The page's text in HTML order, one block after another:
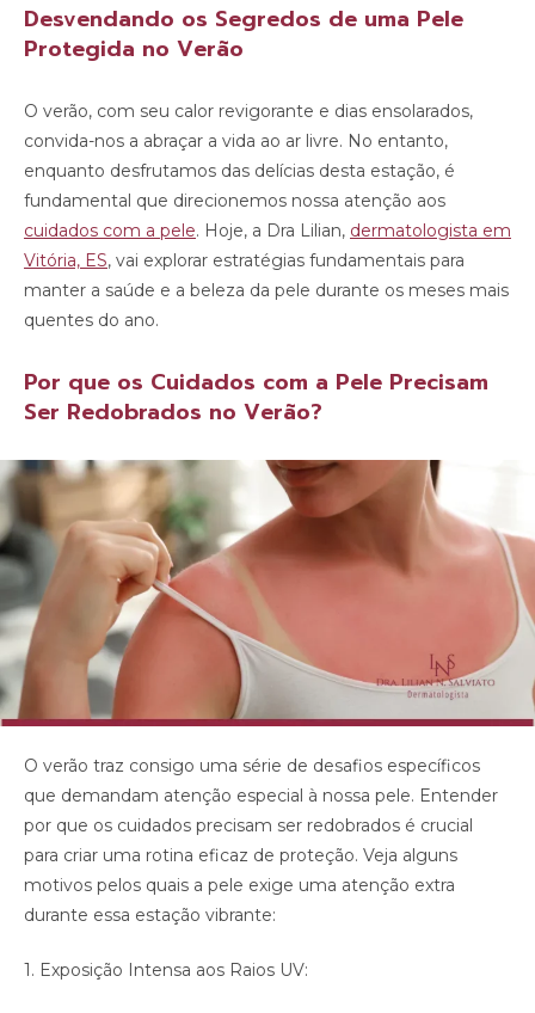
Desvendando os Segredos de uma Pele
Protegida no Verão
O verão, com seu calor revigorante e dias ensolarados,
convida-nos a abraçar a vida ao ar livre. No entanto,
enquanto desfrutamos das delícias desta estação, é
fundamental que direcionemos nossa atenção aos
cuidados com a pele. Hoje, a Dra Lilian, dermatologista em
Vitória, ES, vai explorar estratégias fundamentais para
manter a saúde e a beleza da pele durante os meses mais
quentes do ano.
Por que os Cuidados com a Pele Precisam
Ser Redobrados no Verão?
O verão traz consigo uma série de desafios específicos
que demandam atenção especial à nossa pele. Entender
por que os cuidados precisam ser redobrados é crucial
para criar uma rotina eficaz de proteção. Veja alguns
motivos pelos quais a pele exige uma atenção extra
durante essa estação vibrante:
1. Exposição Intensa aos Raios UV: